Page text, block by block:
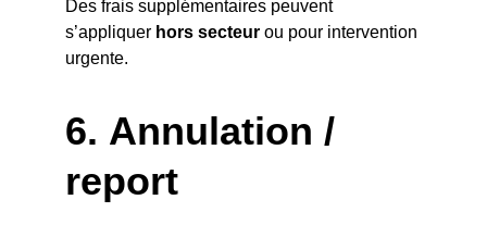
Des frais supplémentaires peuvent
s’appliquer hors secteur ou pour intervention
urgente.
6. Annulation /
report